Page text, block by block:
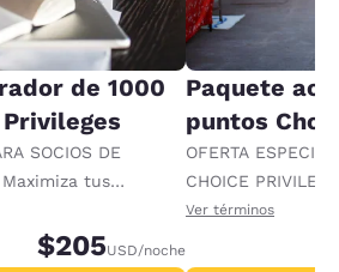
de 1000
SOCIOS DE
Maximiza tus
1000 puntos
$205USD/noche
Paquete
puntos
OFERTA
CHOICE
recompensas al
Ver términos